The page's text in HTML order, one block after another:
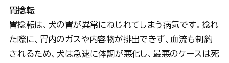
胃捻転
胃捻転は、犬の胃が異常にねじれてしまう病気です。捻れ
た際に、胃内のガスや内容物が排出できず、血流も制約
されるため、犬は急速に体調が悪化し、最悪のケースは死